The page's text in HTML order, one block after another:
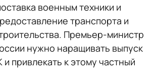
военным техники и
транспорта и
Премьер-министр
нужно наращивать выпуск
привлекать к этому частный